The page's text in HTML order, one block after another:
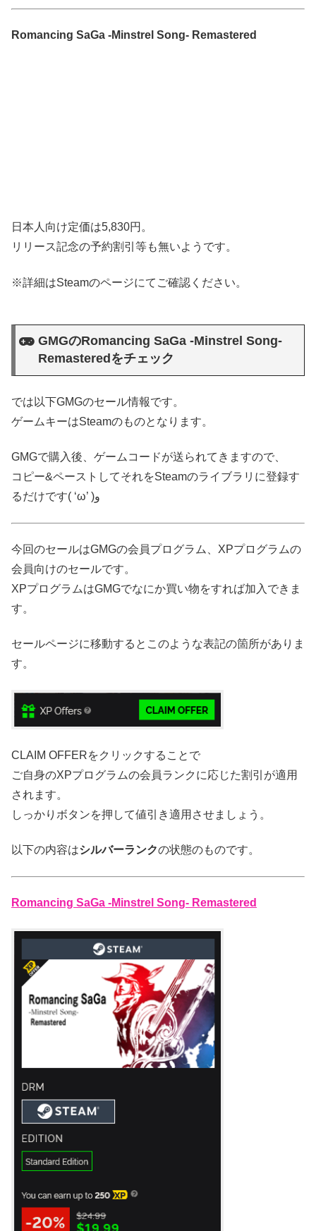
Romancing SaGa -Minstrel Song- Remastered
日本人向け定価は5,830円。
リリース記念の予約割引等も無いようです。
※詳細はSteamのページにてご確認ください。
GMGのRomancing SaGa -Minstrel Song-
Remasteredをチェック
では以下GMGのセール情報です。
ゲームキーはSteamのものとなります。
GMGで購入後、ゲームコードが送られてきますので、
コピー&ペーストしてそれをSteamのライブラリに登録す
るだけです( ‘ω’ )و
今回のセールはGMGの会員プログラム、XPプログラムの
会員向けのセールです。
XPプログラムはGMGでなにか買い物をすれば加入できま
す。
セールページに移動するとこのような表記の箇所がありま
す。
CLAIM OFFERをクリックすることで
ご自身のXPプログラムの会員ランクに応じた割引が適用
されます。
しっかりボタンを押して値引き適用させましょう。
以下の内容はシルバーランクの状態のものです。
Romancing SaGa -Minstrel Song- Remastered